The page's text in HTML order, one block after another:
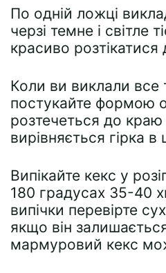
По одній ложці
черзі темне і світле
красиво
Коли ви виклали все
постукайте формою
розтечеться до краю
вирівняється гірка в
Випікайте кекс у
180 градусах 35-40
випічки перевірте
якщо він
мармуровий кекс